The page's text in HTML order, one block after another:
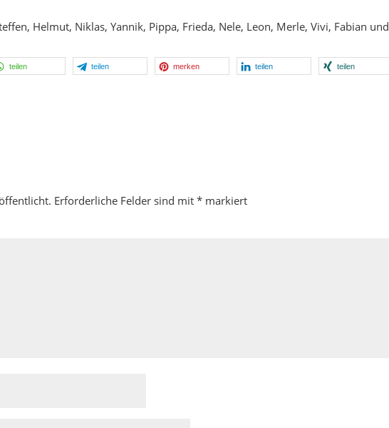
Helmut, Niklas, Yannik, Pippa, Frieda, Nele, Leon, Merle, Vivi, Fabian und
teilen teilen merken teilen teilen
Erforderliche Felder sind mit *markiert